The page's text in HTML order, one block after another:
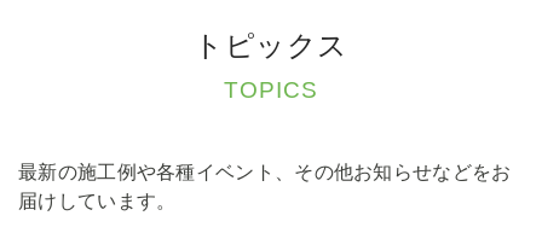
トピックス
TOPICS
最新の施工例や各種イベント、その他お知らせなどをお
届けしています。